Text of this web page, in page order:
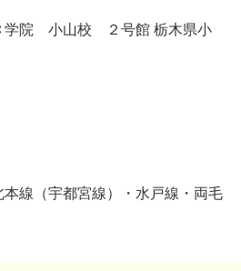
学院 小山校 ２号館 栃木県小
線（宇都宮線）・水戸線・両毛